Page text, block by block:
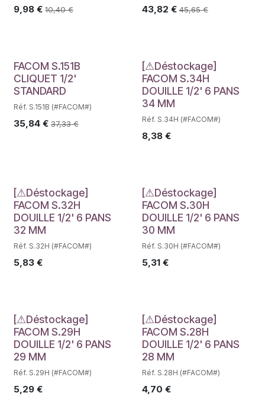
9,98 € 10,40€ 43,82 € 45,65€
FACOM S.151B
CLIQUET 1/2'
STANDARD
Réf. S.151B (#FACOM#)
35,84 € 37,33€
Déstockage
[⚠Déstockage]
FACOM S.34H
DOUILLE 1/2' 6 PANS
34 MM
Réf. S.34H (#FACOM#)
8,38€
Déstockage
[⚠Déstockage]
FACOM S.32H
DOUILLE 1/2' 6 PANS
32 MM
Réf. S.32H (#FACOM#)
5,83 €
Déstockage
[⚠Déstockage]
FACOM S.30H
DOUILLE 1/2' 6 PANS
30 MM
Réf. S.30H (#FACOM#)
5,31€
Déstockage
[⚠Déstockage]
FACOM S.29H
DOUILLE 1/2' 6 PANS
29 MM
Réf. S.29H (#FACOM#)
5,29 €
Déstockage
[⚠Déstockage]
FACOM S.28H
DOUILLE 1/2' 6 PANS
28 MM
Réf. S.28H (#FACOM#)
4,70 €